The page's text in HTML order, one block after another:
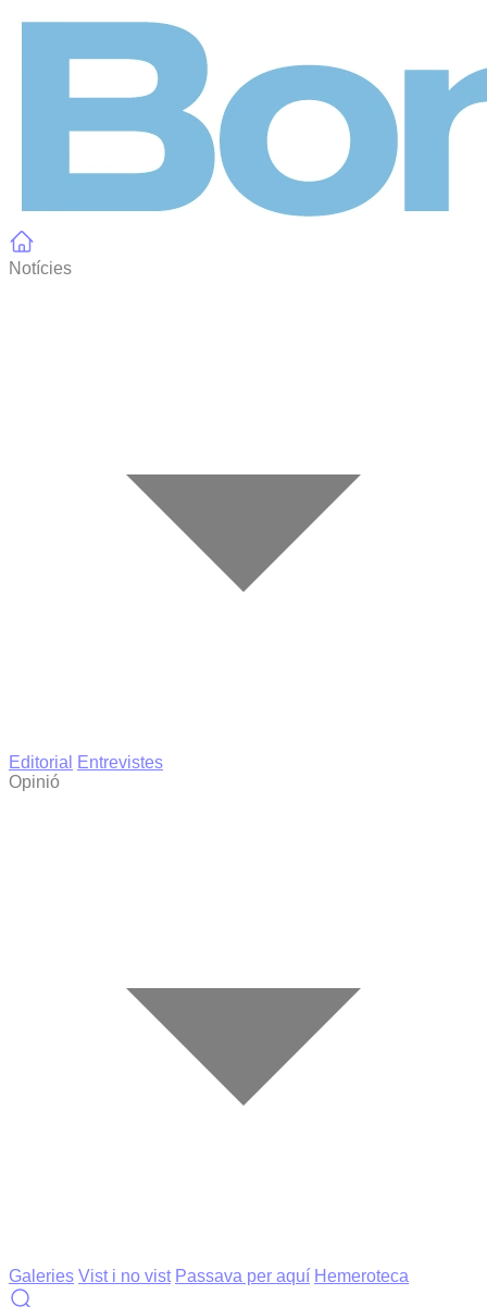
Notícies
Editorial
Entrevistes
Opinió
Galeries Vist i no vist Passava per aquí Hemeroteca